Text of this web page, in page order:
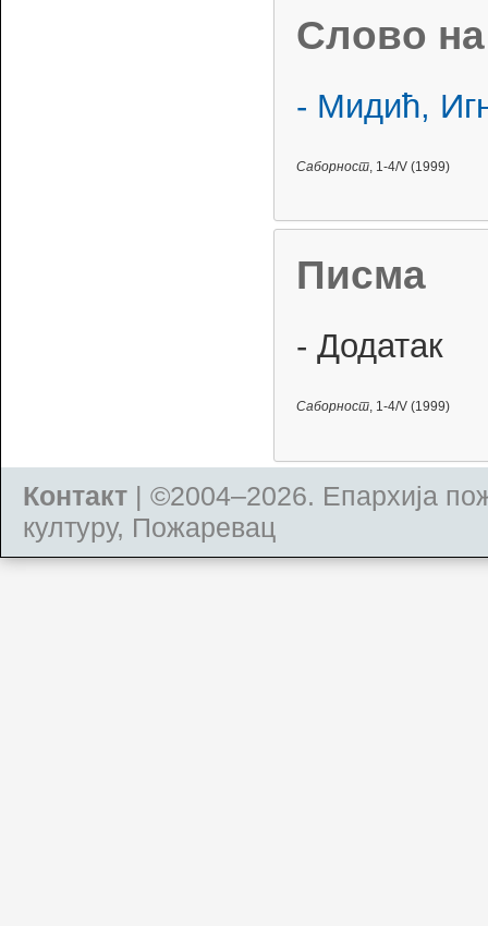
Слово
- Мидић,
Саборност , 1-4/V (1999)
Писма
- Додатак
Саборност , 1-4/V (1999)
Контакт | ©2004–2026. Епархија
културу, Пожаревац